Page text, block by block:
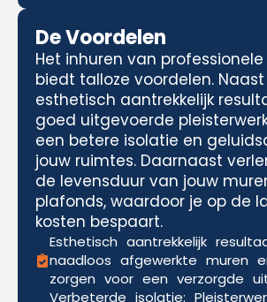
De Voordelen
Het inhuren van professionele
biedt talloze voordelen.
esthetisch aantrekkelijk
goed uitgevoerde
een betere isolatie en
jouw ruimtes. Daarnaast
de levensduur van jouw
plafonds, waardoor je op de
kosten bespaart.
Esthetisch aantrekkelijk
naadloos afgewerkte muren
zorgen voor een verzorgde
Verbeterde isolatie: